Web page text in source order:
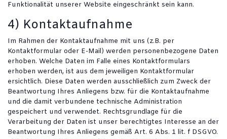
Funktionalität unserer Website eingeschränkt sein kann.
4) Kontaktaufnahme
Im Rahmen der Kontaktaufnahme mit uns (z.B. per
Kontaktformular oder E-Mail) werden personenbezogene Daten
erhoben. Welche Daten im Falle eines Kontaktformulars
erhoben werden, ist aus dem jeweiligen Kontaktformular
ersichtlich. Diese Daten werden ausschließlich zum Zweck der
Beantwortung Ihres Anliegens bzw. für die Kontaktaufnahme
und die damit verbundene technische Administration
gespeichert und verwendet. Rechtsgrundlage für die
Verarbeitung der Daten ist unser berechtigtes Interesse an der
Beantwortung Ihres Anliegens gemäß Art. 6 Abs. 1 lit. f DSGVO.